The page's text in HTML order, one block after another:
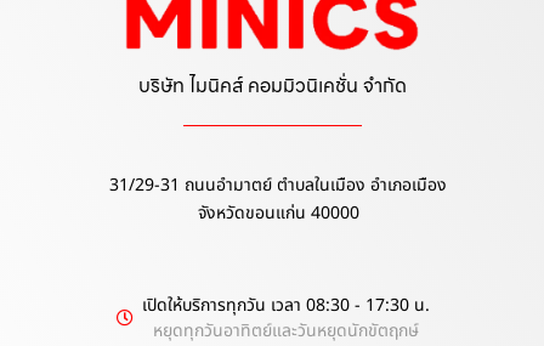
บริษัท ไมนิคส์ คอมมิวนิเคชั่น จำกัด
31/29-31 ถนนอำมาตย์ ตำบลในเมือง อำเภอเมือง
จังหวัดขอนแก่น 40000
เปิดให้บริการทุกวัน เวลา 08:30 - 17:30 น.
หยุดทุกวันอาทิตย์และวันหยุดนักขัตฤกษ์